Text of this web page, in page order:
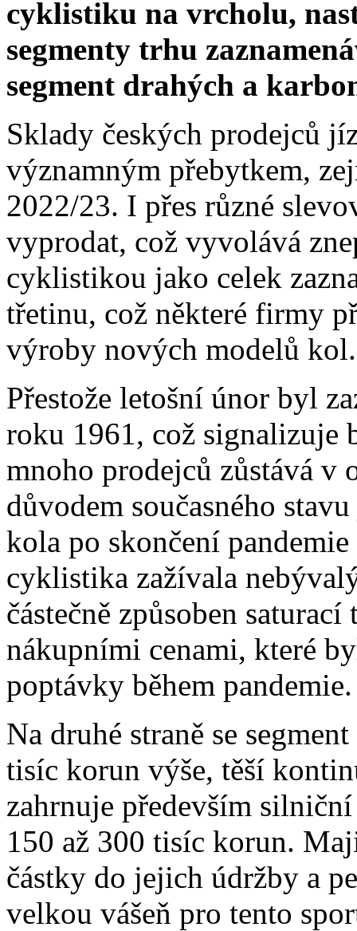
cyklistiku na vrcholu,
segmenty trhu
segment drahých a
Sklady českých prodejců
významným přebytkem,
2022/23. I přes různé
vyprodat, což vyvolává
cyklistikou jako celek
třetinu, což některé firmy
výroby nových modelů kol.
Přestože letošní únor byl
roku 1961, což signalizuje
mnoho prodejců zůstává v
důvodem současného
kola po skončení
cyklistika zažívala
částečně způsoben
nákupními cenami, které
poptávky během pandemie.
Na druhé straně se
tisíc korun výše, těší
zahrnuje především
150 až 300 tisíc korun.
částky do jejich údržby a
velkou vášeň pro tento